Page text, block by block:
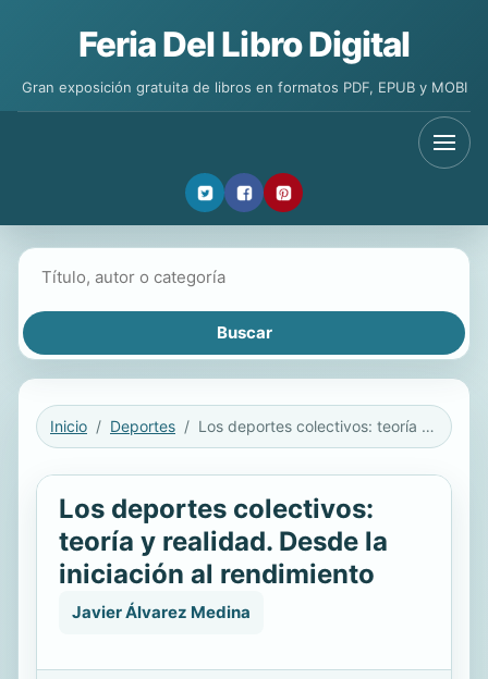
Feria Del Libro Digital
Gran exposición gratuita de libros en formatos PDF, EPUB y MOBI
Inicio Deportes Los deportes colectivos: teoría y realidad. Desde la iniciación al rendimiento
Los deportes colectivos:
teoría y realidad. Desde la
iniciación al rendimiento
Javier Álvarez Medina